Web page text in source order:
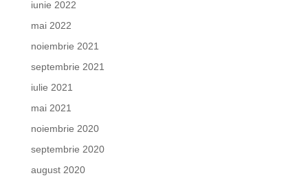
iunie 2022
mai 2022
noiembrie 2021
septembrie 2021
iulie 2021
mai 2021
noiembrie 2020
septembrie 2020
august 2020